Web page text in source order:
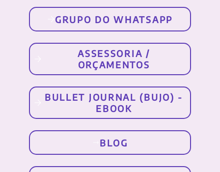
ASSESSORIA /
ORÇAMENTOS
BULLET JOURNAL (BUJO) -
EBOOK
BLOG